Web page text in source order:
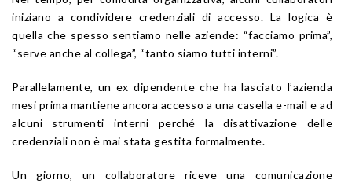
iniziano a condividere credenziali di accesso. La logica è
quella che spesso sentiamo nelle aziende: “facciamo prima”,
“serve anche al collega”, “tanto siamo tutti interni”.
Parallelamente, un ex dipendente che ha lasciato l’azienda
mesi prima mantiene ancora accesso a una casella e-mail e ad
alcuni strumenti interni perché la disattivazione delle
credenziali non è mai stata gestita formalmente.
Un giorno, un collaboratore riceve una comunicazione